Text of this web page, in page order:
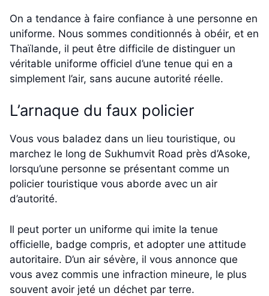
On a tendance à faire confiance à une personne en
uniforme. Nous sommes conditionnés à obéir, et en
Thaïlande, il peut être difficile de distinguer un
véritable uniforme officiel d’une tenue qui en a
simplement l’air, sans aucune autorité réelle.
L’arnaque du faux policier
Vous vous baladez dans un lieu touristique, ou
marchez le long de Sukhumvit Road près d’Asoke,
lorsqu’une personne se présentant comme un
policier touristique vous aborde avec un air
d’autorité.
Il peut porter un uniforme qui imite la tenue
officielle, badge compris, et adopter une attitude
autoritaire. D’un air sévère, il vous annonce que
vous avez commis une infraction mineure, le plus
souvent avoir jeté un déchet par terre.